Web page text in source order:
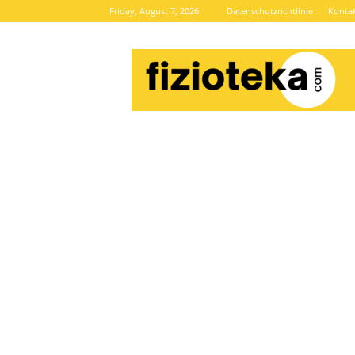
Friday, August 7, 2026 Datenschutzrichtlinie
Brze
vijesti